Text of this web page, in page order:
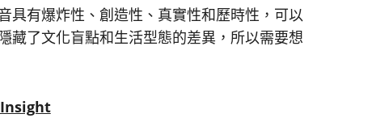
具有爆炸性、創造性、真實性和歷時性，可以
藏了文化盲點和生活型態的差異，所以需要想
Insight